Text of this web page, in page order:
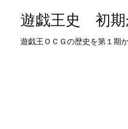
遊戯王史 初期
遊戯王ＯＣＧの歴史を第１期